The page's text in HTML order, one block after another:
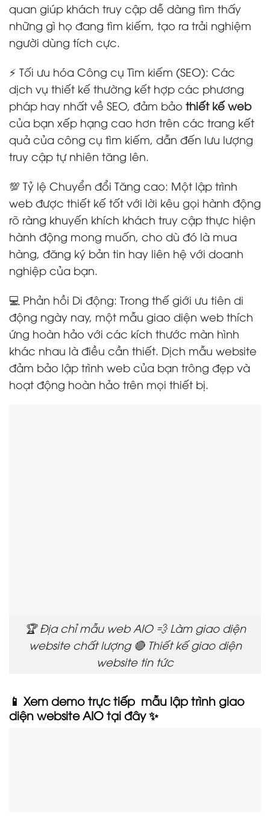
quan giúp khách truy cập dễ dàng tìm thấy
những gì họ đang tìm kiếm, tạo ra trải nghiệm
người dùng tích cực.
⚡ Tối ưu hóa Công cụ Tìm kiếm (SEO): Các
dịch vụ thiết kế thường kết hợp các phương
pháp hay nhất về SEO, đảm bảo thiết kế web
của bạn xếp hạng cao hơn trên các trang kết
quả của công cụ tìm kiếm, dẫn đến lưu lượng
truy cập tự nhiên tăng lên.
💯 Tỷ lệ Chuyển đổi Tăng cao: Một lập trình
web được thiết kế tốt với lời kêu gọi hành động
rõ ràng khuyến khích khách truy cập thực hiện
hành động mong muốn, cho dù đó là mua
hàng, đăng ký bản tin hay liên hệ với doanh
nghiệp của bạn.
💻 Phản hồi Di động: Trong thế giới ưu tiên di
động ngày nay, một mẫu giao diện web thích
ứng hoàn hảo với các kích thước màn hình
khác nhau là điều cần thiết. Dịch mẫu website
đảm bảo lập trình web của bạn trông đẹp và
hoạt động hoàn hảo trên mọi thiết bị.
🏆 Địa chỉ mẫu web AIO 💨 Làm giao diện
website chất lượng 🔴 Thiết kế giao diện
website tin tức
📱 Xem demo trực tiếp mẫu lập trình giao
diện website AIO tại đây ✨